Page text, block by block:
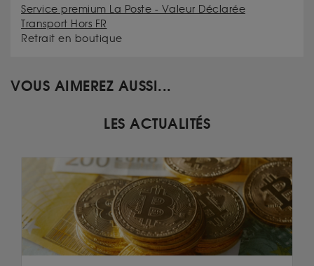
Service premium La Poste - Valeur Déclarée
Transport Hors FR
Retrait en boutique
VOUS AIMEREZ AUSSI...
LES ACTUALITÉS